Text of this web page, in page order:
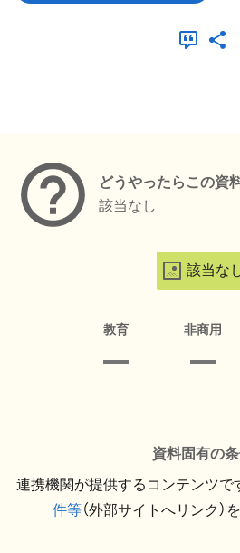
どうやったらこの資
該当なし
該当な
教育 非商用
資料固有の
連携機関が提供するコンテンツで
件等（外部サイトへリンク）